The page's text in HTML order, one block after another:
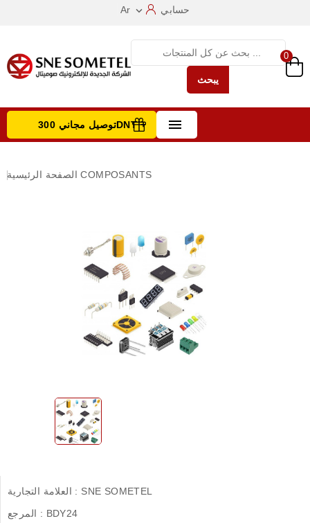
Ar  حسابي
يبحث
0
 توصيل مجاني 300DNT +
الصفحة الرئيسية COMPOSANTS
العلامة التجارية : SNE SOMETEL
المرجع : BDY24